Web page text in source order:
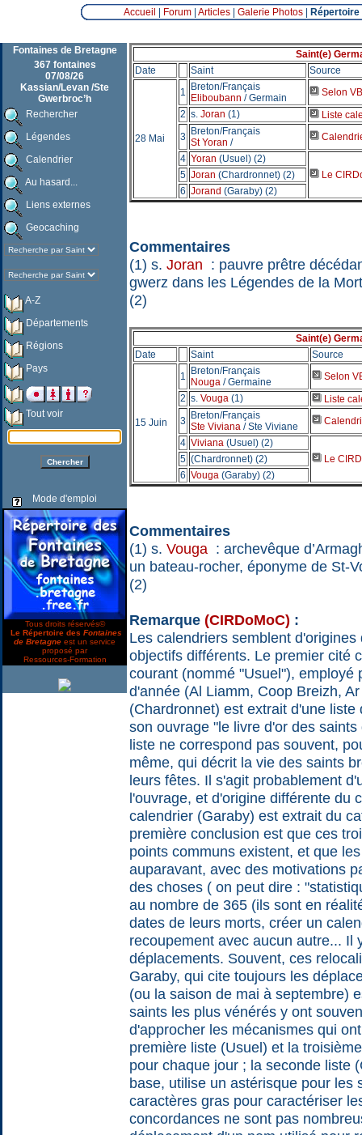
Accueil Forum| Articles| Galerie Photos|
Fontaines de Bretagne
367 fontaines
07/08/26
Kassian/Levan /Ste
Gwerbroc’h
Rechercher
Légendes
Calendrier
Au hasard...
Liens externes
Geocaching
A-Z
Départements
Régions
Pays
Tout voir
Mode d'emploi
Tous droits réservés©
Le Répertoire des Fontaines
de Bretagne est un service
proposé par
Ressources-Formation
Saint(e)
Date
Saint Source
28 Mai
1
Breton/Français
Eliboubann / Germain
Selon
2 s. Joran (1)
Liste
3
Breton/Français
St Yoran /
4 Yoran (Usuel) (2)
Le
5 Joran (Chardronnet) (2)
6 Jorand (Garaby) (2)
Commentaires
(1) s. Joran : pauvre prêtre
gwerz dans les Légendes de la Mort
(2)
Saint(e)
Date
Saint Source
15 Juin
1
Breton/Français
Nouga / Germaine
Selon
2 s. Vouga (1)
Liste
3
Breton/Français
Ste Viviana / Ste Viviane
4 Viviana (Usuel) (2)
Le
5 (Chardronnet) (2)
6 Vouga (Garaby) (2)
Commentaires
(1) s. Vouga : archevêque
un bateau-rocher, éponyme de St-
(2)
Remarque (CIRDoMoC) :
Les calendriers semblent
objectifs différents. Le premier cité
courant (nommé "Usuel"),
d'année (Al Liamm, Coop Breizh,
(Chardronnet) est extrait d'une
son ouvrage "le livre d'or des
liste ne correspond pas souvent,
même, qui décrit la vie des saints
leurs fêtes. Il s'agit probablement
l'ouvrage, et d'origine différente du
calendrier (Garaby) est extrait du
première conclusion est que ces
points communs existent, et que
auparavant, avec des motivations
des choses ( on peut dire :
au nombre de 365 (ils sont en
dates de leurs morts, créer un
recoupement avec aucun autre... Il
déplacements. Souvent, ces
Garaby, qui cite toujours les
(ou la saison de mai à septembre)
saints les plus vénérés y ont
d'approcher les mécanismes qui
première liste (Usuel) et la
pour chaque jour ; la seconde liste
base, utilise un astérisque pour les
caractères gras pour caractériser
concordances ne sont pas